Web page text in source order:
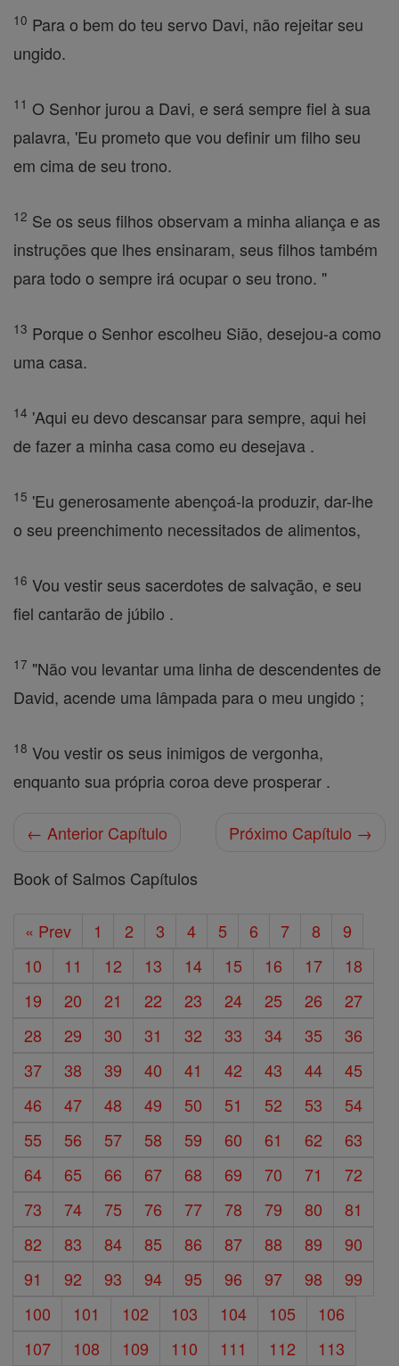
10 Para o bem do teu servo Davi, não rejeitar seu
ungido.
11 O Senhor jurou a Davi, e será sempre fiel à sua
palavra, 'Eu prometo que vou definir um filho seu
em cima de seu trono.
12 Se os seus filhos observam a minha aliança e as
instruções que lhes ensinaram, seus filhos também
para todo o sempre irá ocupar o seu trono. "
13 Porque o Senhor escolheu Sião, desejou-a como
uma casa.
14 'Aqui eu devo descansar para sempre, aqui hei
de fazer a minha casa como eu desejava .
15 'Eu generosamente abençoá-la produzir, dar-lhe
o seu preenchimento necessitados de alimentos,
16 Vou vestir seus sacerdotes de salvação, e seu
fiel cantarão de júbilo .
17 "Não vou levantar uma linha de descendentes de
David, acende uma lâmpada para o meu ungido ;
18 Vou vestir os seus inimigos de vergonha,
enquanto sua própria coroa deve prosperar .
← Anterior Capítulo
Próximo Capítulo →
Book of Salmos Capítulos
« Prev 1 2 3 4 5 6 7 8
9
10
11 12 13 14 15 16 17
18
19
20 21 22 23 24 25 26
27
28
29 30 31 32 33 34 35
36
37
38 39 40 41 42 43 44
45
46
47 48 49 50 51 52 53
54
55
56 57 58 59 60 61 62
63
64
65 66 67 68 69 70 71
72
73
74 75 76 77 78 79 80
81
82
83 84 85 86 87 88 89
90
91
92 93 94 95 96 97 98
99
100
101 102 103 104 105
106
107
108 109 110 111 112 113